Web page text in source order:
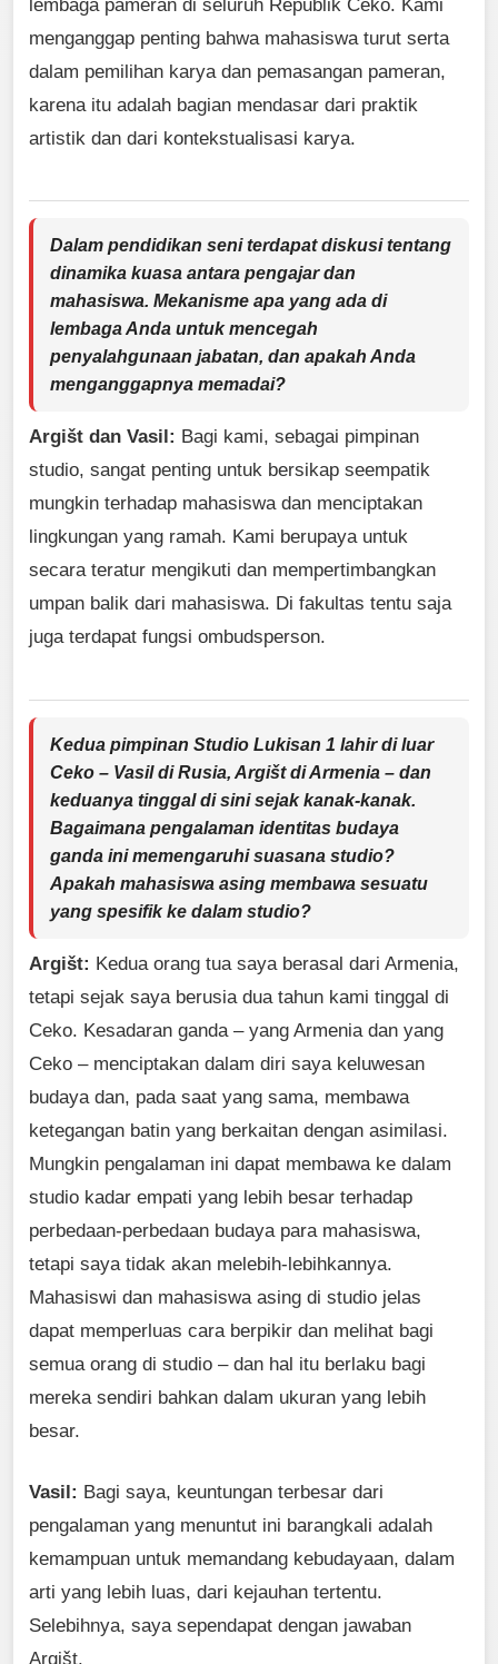
lembaga pameran di seluruh Republik Ceko. Kami
menganggap penting bahwa mahasiswa turut serta
dalam pemilihan karya dan pemasangan pameran,
karena itu adalah bagian mendasar dari praktik
artistik dan dari kontekstualisasi karya.
Dalam pendidikan seni terdapat diskusi tentang
dinamika kuasa antara pengajar dan
mahasiswa. Mekanisme apa yang ada di
lembaga Anda untuk mencegah
penyalahgunaan jabatan, dan apakah Anda
menganggapnya memadai?
Argišt dan Vasil: Bagi kami, sebagai pimpinan
studio, sangat penting untuk bersikap seempatik
mungkin terhadap mahasiswa dan menciptakan
lingkungan yang ramah. Kami berupaya untuk
secara teratur mengikuti dan mempertimbangkan
umpan balik dari mahasiswa. Di fakultas tentu saja
juga terdapat fungsi ombudsperson.
Kedua pimpinan Studio Lukisan 1 lahir di luar
Ceko – Vasil di Rusia, Argišt di Armenia – dan
keduanya tinggal di sini sejak kanak-kanak.
Bagaimana pengalaman identitas budaya
ganda ini memengaruhi suasana studio?
Apakah mahasiswa asing membawa sesuatu
yang spesifik ke dalam studio?
Argišt: Kedua orang tua saya berasal dari Armenia,
tetapi sejak saya berusia dua tahun kami tinggal di
Ceko. Kesadaran ganda – yang Armenia dan yang
Ceko – menciptakan dalam diri saya keluwesan
budaya dan, pada saat yang sama, membawa
ketegangan batin yang berkaitan dengan asimilasi.
Mungkin pengalaman ini dapat membawa ke dalam
studio kadar empati yang lebih besar terhadap
perbedaan-perbedaan budaya para mahasiswa,
tetapi saya tidak akan melebih-lebihkannya.
Mahasiswi dan mahasiswa asing di studio jelas
dapat memperluas cara berpikir dan melihat bagi
semua orang di studio – dan hal itu berlaku bagi
mereka sendiri bahkan dalam ukuran yang lebih
besar.
Vasil: Bagi saya, keuntungan terbesar dari
pengalaman yang menuntut ini barangkali adalah
kemampuan untuk memandang kebudayaan, dalam
arti yang lebih luas, dari kejauhan tertentu.
Selebihnya, saya sependapat dengan jawaban
Argišt.